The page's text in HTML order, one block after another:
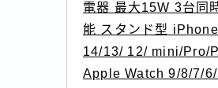
電器 最大15W 3台同
能 スタンド型
14/13/ 12/ mini/Pro/
Apple Watch 9/8/7/